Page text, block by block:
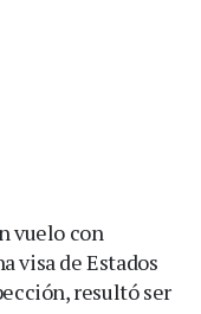
vuelo con
visa de Estados
resultó ser